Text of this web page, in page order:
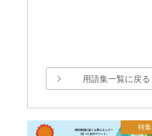
用語集一覧に戻る
特集